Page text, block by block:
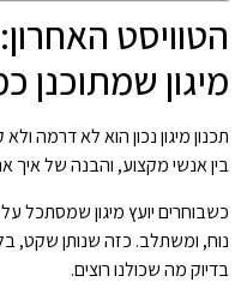
הטוויסט
מיגון שמתוכנן
תכנון מיגון נכון הוא לא דרמה
בין אנשי מקצוע, והבנה של
כשבוחרים יועץ מיגון שמסתכל
נוח, ומשתלב. כזה שנותן שקט,
בדיוק מה שכולנו רוצים.